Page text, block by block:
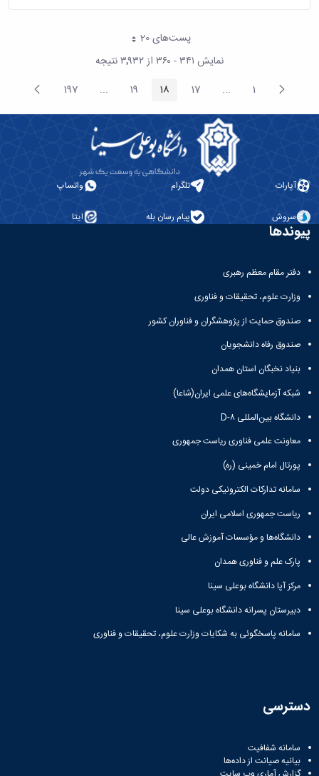
پست‌‌های 20هر صفحه
نمایش ۳۴۱ - ۳۶۰ از ۳٬۹۳۲ نتیجه
پیغام
قبلی صفحه1
...
Intermediate Pages
صفحه17 صفحه18 صفحه19
...
Intermediate Pages
صفحه197 صفحه
بعد
آپارات تلگرام واتساپ
سروش پیام رسان بله ایتا
پیوندها
دفتر مقام معظم رهبری
وزارت علوم، تحقیقات و فناوری
صندوق حمایت از پژوهشگران و فناوران کشور
صندوق رفاه دانشجویان
بنیاد نخبگان استان همدان
شبکه آزمایشگاه‌های علمی ایران(شاعا)
دانشگاه بین‌المللی D-۸
معاونت علمی فناوری ریاست جمهوری
پورتال امام خمینی (ره)
سامانه تدارکات الکترونیکی دولت
ریاست جمهوری اسلامی ایران
دانشگاه‌ها و مؤسسات آموزش عالی
پارک علم و فناوری همدان
مرکز آپا دانشگاه بوعلی سینا
دبیرستان پسرانه دانشگاه بوعلی سینا
سامانه پاسخگوئی به شکایات وزارت علوم، تحقیقات و فناوری
دسترسی
سامانه شفافیت
بیانیه صیانت از داده‌ها